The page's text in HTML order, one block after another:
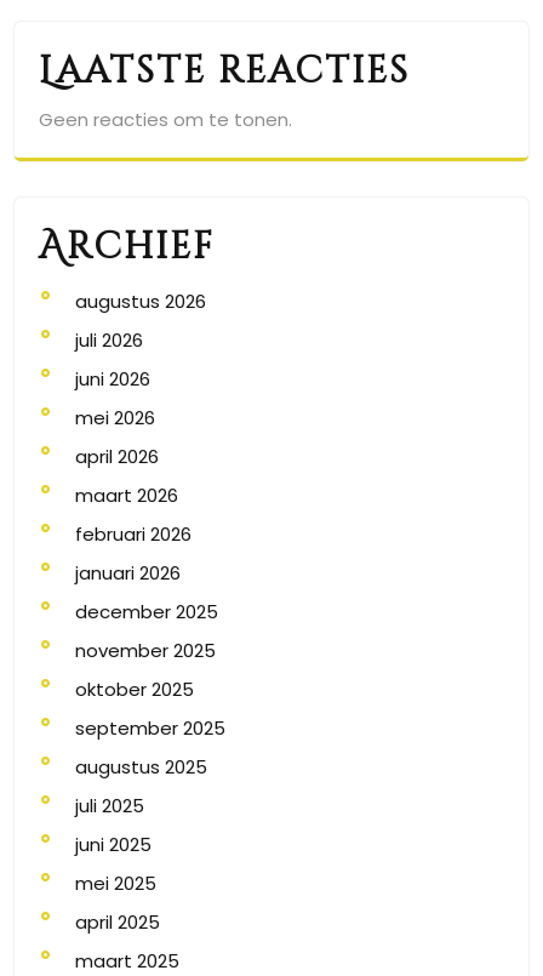
Laatste reacties
Geen reacties om te tonen.
Archief
augustus 2026
juli 2026
juni 2026
mei 2026
april 2026
maart 2026
februari 2026
januari 2026
december 2025
november 2025
oktober 2025
september 2025
augustus 2025
juli 2025
juni 2025
mei 2025
april 2025
maart 2025